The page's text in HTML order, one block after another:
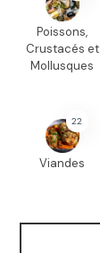
Poissons,
Crustacés et
Mollusques
22
Viandes